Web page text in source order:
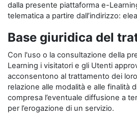
dalla presente piattaforma e-
telematica a partire dall’indirizzo:
Base giuridica del
Con l'uso o la consultazione della
Learning i visitatori e gli Utenti
acconsentono al trattamento dei
relazione alle modalità e alle finalità
compresa l’eventuale diffusione a
per l’erogazione di un servizio.